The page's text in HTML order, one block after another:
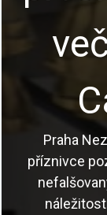
Praha
příznivce